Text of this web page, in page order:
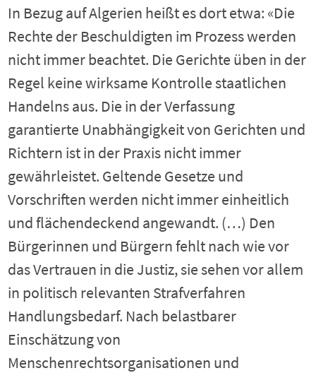
In Bezug auf Algerien heißt es dort etwa: «Die
Rechte der Beschuldigten im Prozess werden
nicht immer beachtet. Die Gerichte üben in der
Regel keine wirksame Kontrolle staatlichen
Handelns aus. Die in der Verfassung
garantierte Unabhängigkeit von Gerichten und
Richtern ist in der Praxis nicht immer
gewährleistet. Geltende Gesetze und
Vorschriften werden nicht immer einheitlich
und flächendeckend angewandt. (…) Den
Bürgerinnen und Bürgern fehlt nach wie vor
das Vertrauen in die Justiz, sie sehen vor allem
in politisch relevanten Strafverfahren
Handlungsbedarf. Nach belastbarer
Einschätzung von
Menschenrechtsorganisationen und